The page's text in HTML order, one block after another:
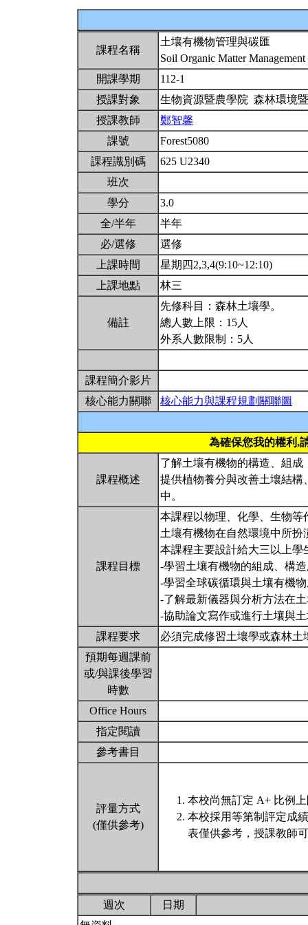
課程名稱
土壤有機物管理與碳匯
Soil Organic Matter
開課學期
112-1
授課對象
生物資源暨農學院 森林環境
授課教師
鄭智馨
課號
Forest5080
課程識別碼
625 U2340
班次
學分
3.0
全/半年
半年
必/選修
選修
上課時間
星期四2,3,4(9:10~12:10)
上課地點
林三
備註
先修科目：森林土壤學。
總人數上限：15人
外系人數限制：5人
課程簡介影片
核心能力關聯
核心能力與課程規劃關聯圖
為確保您我的權利,
課程概述
了解土壤有機物的構造、組
提供植物養分與改善土壤結構
中。
課程目標
本課程以物理、化學、生物
土壤有機物在自然環境中所
本課程主要設計給大三以上
-學習土壤有機物的組成、構
-學習全球碳循環與土壤有機
-了解最新儀器與分析方法在
-協助論文寫作或進行土壤與
課程要求
必須完成修習土壤學或森林土
預期每週課前
或/與課後學習
時數
Office Hours
指定閱讀
參考書目
評量方式
(僅供參考)
本校尚無訂定 A+ 比例
本校採用等第制評定成
表僅供參考，授課教師
週次
日期